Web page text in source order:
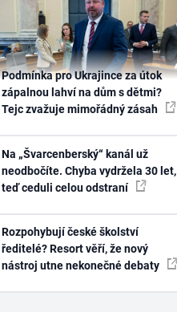
Podmínka pro Ukrajince za útok
zápalnou lahví na dům s dětmi?
Tejc zvažuje mimořádný zásah
Na „Švarcenberský“ kanál už
neodbočíte. Chyba vydržela 30 let,
teď ceduli celou odstraní
Rozpohybují české školství
ředitelé? Resort věří, že nový
nástroj utne nekonečné debaty